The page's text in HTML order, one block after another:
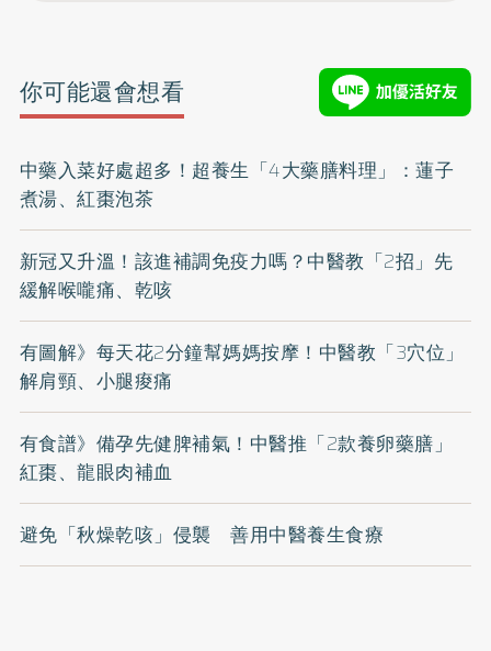
你可能還會想看
中藥入菜好處超多！超養生「4大藥膳料理」：蓮子
煮湯、紅棗泡茶
新冠又升溫！該進補調免疫力嗎？中醫教「2招」先
緩解喉嚨痛、乾咳
有圖解》每天花2分鐘幫媽媽按摩！中醫教「3穴位」
解肩頸、小腿痠痛
有食譜》備孕先健脾補氣！中醫推「2款養卵藥膳」
紅棗、龍眼肉補血
避免「秋燥乾咳」侵襲 善用中醫養生食療